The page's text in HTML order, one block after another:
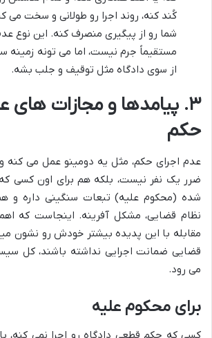
کُند کنه، روند اجرا رو طولانی و سخت
شما رو از پیگیری منصرف کنه. این نوع
مستقیماً جرم نیست، اما می تونه زمینه
از سوی دادگاه مثل توقیف و جلب بشه.
۳. پیامدها و مجازات های
حکم
عدم اجرای حکم، مثل یه دومینو عمل می
ضرر یک نفر نیست، بلکه هم برای اون کسی
شده (محکوم علیه) تبعات سنگینی داره و
نظام قضایی، مشکل آفرینه. اینجاست که
مقابله با این پدیده بیشتر خودش رو نشون
قضایی ضمانت اجرایی نداشته باشند، کل
می رود.
برای محکوم علیه
کسی که حکم قطعی دادگاه رو اجرا نمی کنه،